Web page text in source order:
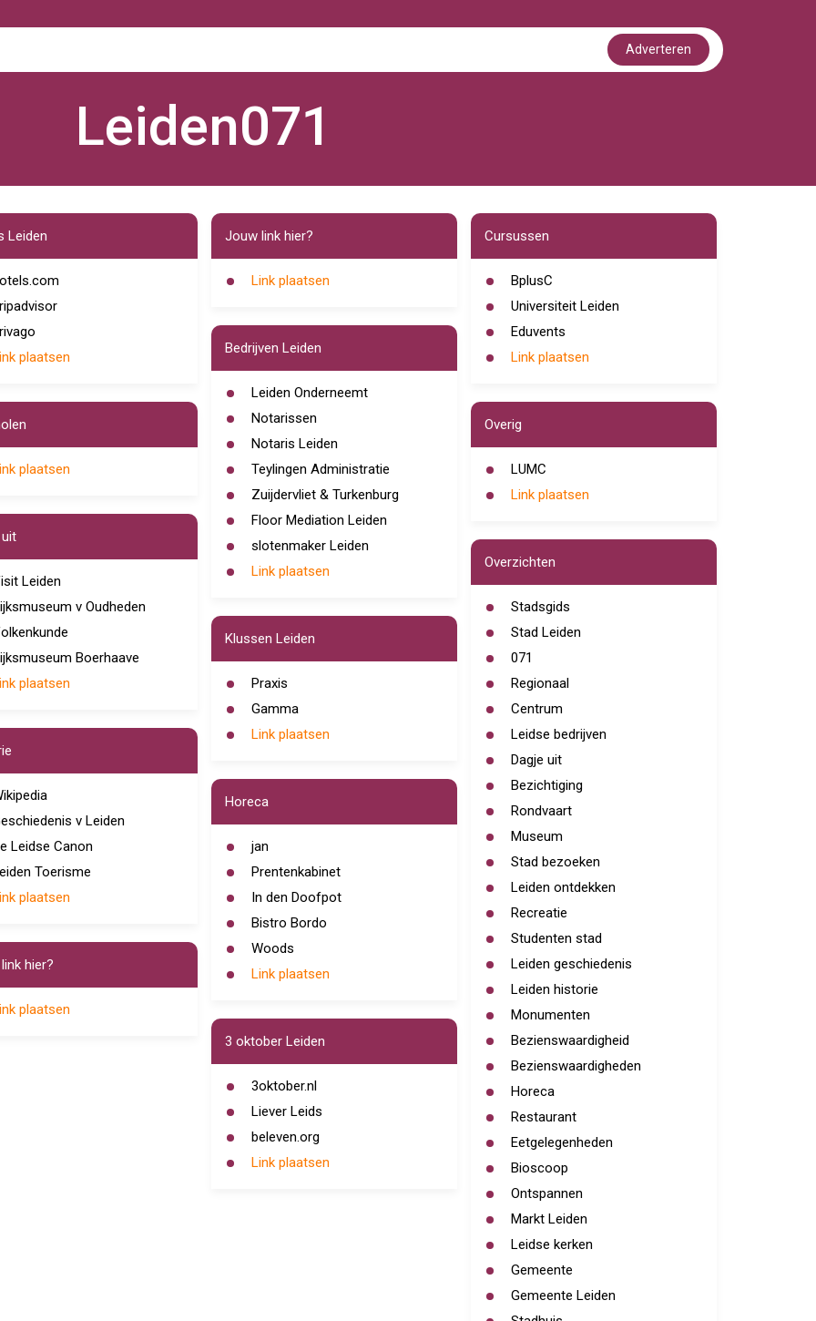
Adverteren
Leiden071
Leiden
plaatsen
plaatsen
Leiden
v Oudheden
Boerhaave
plaatsen
v Leiden
Leidse Canon
Toerisme
plaatsen
hier?
plaatsen
Jouw link hier?
Link plaatsen
Bedrijven Leiden
Leiden Onderneemt
Notarissen
Notaris Leiden
Teylingen Administratie
Zuijdervliet & Turkenburg
Floor Mediation Leiden
slotenmaker Leiden
Link plaatsen
Klussen Leiden
Praxis
Gamma
Link plaatsen
Horeca
jan
Prentenkabinet
In den Doofpot
Bistro Bordo
Woods
Link plaatsen
3 oktober Leiden
3oktober.nl
Liever Leids
beleven.org
Link plaatsen
Cursussen
BplusC
Universiteit Leiden
Eduvents
Link plaatsen
Overig
LUMC
Link plaatsen
Overzichten
Stadsgids
Stad Leiden
071
Regionaal
Centrum
Leidse bedrijven
Dagje uit
Bezichtiging
Rondvaart
Museum
Stad bezoeken
Leiden ontdekken
Recreatie
Studenten stad
Leiden geschiedenis
Leiden historie
Monumenten
Bezienswaardigheid
Bezienswaardigheden
Horeca
Restaurant
Eetgelegenheden
Bioscoop
Ontspannen
Markt Leiden
Leidse kerken
Gemeente
Gemeente Leiden